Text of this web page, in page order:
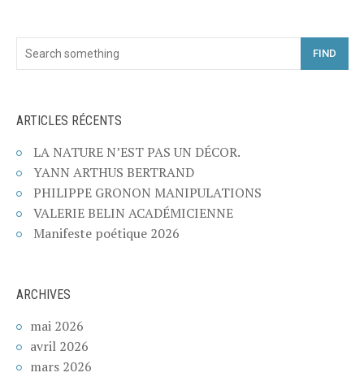
FIND
ARTICLES RÉCENTS
LA NATURE N’EST PAS UN DÉCOR.
YANN ARTHUS BERTRAND
PHILIPPE GRONON MANIPULATIONS
VALERIE BELIN ACADÉMICIENNE
Manifeste poétique 2026
ARCHIVES
mai 2026
avril 2026
mars 2026